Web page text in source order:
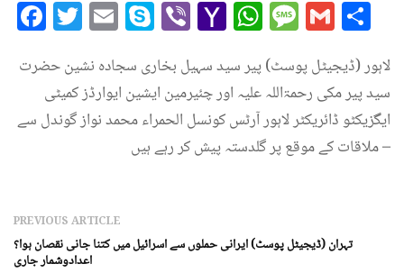
Facebook
Twitter
EmailSkype
ViberYahoo
Mail
لاہور (ڈیجیٹل پوسٹ) پیر سید سہیل بخاری سجادہ نشین حضرت
سید پیر مکی رحمۃاللہ علیہ اور چئیرمین ایشین ایوارڈز کمیٹی
ایگزیکٹو ڈائریکٹر لاہور آرٹس کونسل الحمراء محمد نواز گوندل سے
ملاقات کے موقع پر گلدستہ پیش کر رہے ہیں –
PREVIOUS ARTICLE
تہران (ڈیجیٹل پوسٹ) ایرانی حملوں سے اسرائیل میں کتنا جانی نقصان ہوا؟
اعدادوشمار جاری